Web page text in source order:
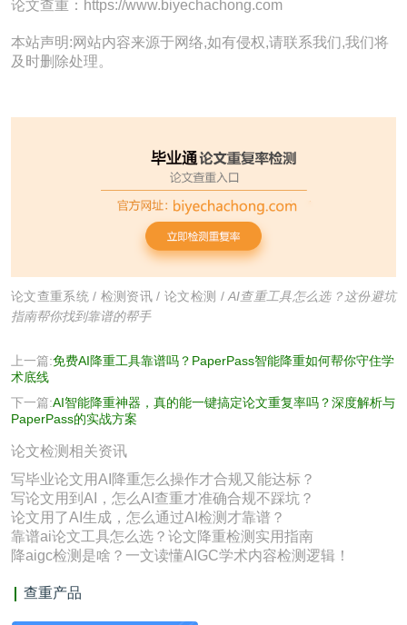
论文查重：https://www.biyechachong.com
本站声明:网站内容来源于网络,如有侵权,请联系我们,我们将
及时删除处理。
论文查重系统 / 检测资讯 / 论文检测 /AI查重工具怎么选？这份避坑
指南帮你找到靠谱的帮手
上一篇:免费AI降重工具靠谱吗？PaperPass智能降重如何帮你守住学
术底线
下一篇:AI智能降重神器，真的能一键搞定论文重复率吗？深度解析与
PaperPass的实战方案
论文检测相关资讯
写毕业论文用AI降重怎么操作才合规又能达标？
写论文用到AI，怎么AI查重才准确合规不踩坑？
论文用了AI生成，怎么通过AI检测才靠谱？
靠谱ai论文工具怎么选？论文降重检测实用指南
降aigc检测是啥？一文读懂AIGC学术内容检测逻辑！
查重产品